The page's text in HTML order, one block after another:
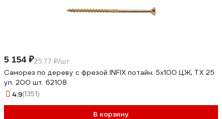
5 154 ₽25.77 ₽/шт
Саморез по дереву с фрезой INFIX потайн. 5х100 ЦЖ, TX 25
уп. 200 шт. 62108
4.9(1351)
В корзину